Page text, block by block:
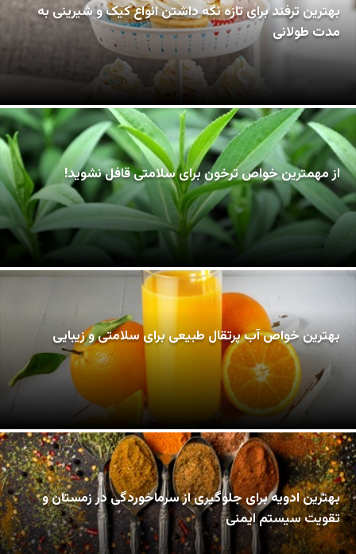
بهترین ترفند برای تازه نگه داشتن انواع کیک و شیرینی به
مدت طولانی
از مهمترین خواص ترخون برای سلامتی قافل نشوید!
بهترین خواص آب پرتقال طبیعی برای سلامتی و زیبایی
بهترین ادویه برای جلوگیری از سرماخوردگی در زمستان و
تقویت سیستم ایمنی